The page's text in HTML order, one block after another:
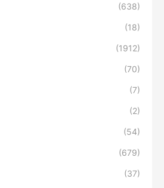
(638)
(18)
(1912)
(70)
(7)
(2)
(54)
(679)
(37)